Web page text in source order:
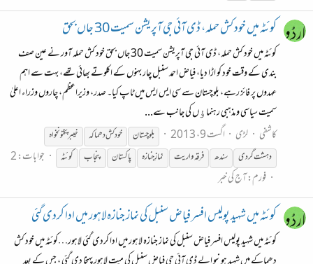
کوئٹہ میں خود کش حملہ، ڈی آئی جی آپریشن سمیت 30 جاں بحق
کوئٹہ میں خود کش حملہ، ڈی آئی جی آپریشن سمیت 30 جاں بحق خود کش حملہ آور نے عین صف
بندی کے وقت خود کو اڑا دیا، فیاض احمد سنبل چار بہنوں کے اکلوتے بھائی تھے، بہت سے اہم
عہدوں پر فائز رہے، بلوچستان سے سی ایس ایس میں ٹاپ کیا۔ صدر، وزیراعظم، چاروں وزراء اعلیٰ
سمیت سیاسی و مذہبی رہنماﺅں کی جانب سے...
کاشفی
لڑی اگست 9، 2013 بلوچستان خودکش دھماکہ
خیبرپختونخواہ
دہشت گردی
سندھ فرقہ واریت نمازِ جنازہ پاکستان پنجاب کوئٹہ
جوابات: 2
فورم:آج کی خبر
کوئٹہ میں شہید پولیس افسر فیاض سنبل کی نماز جنازہ لاہور میں ادا کردی گئی
کوئٹہ میں شہید پولیس افسر فیاض سنبل کی نماز جنازہ لاہور میں ادا کردی گئی لاہور…کوئٹہ میں خود کش